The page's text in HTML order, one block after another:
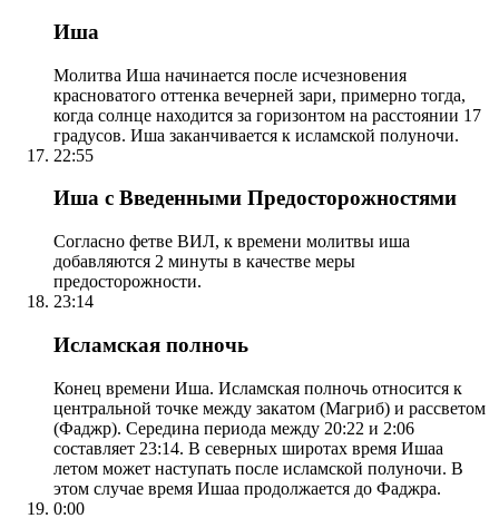
Иша
Молитва Иша начинается после исчезновения
красноватого оттенка вечерней зари, примерно тогда,
когда солнце находится за горизонтом на расстоянии 17
градусов. Иша заканчивается к исламской полуночи.
22:55
Иша с Введенными Предосторожностями
Согласно фетве ВИЛ, к времени молитвы иша
добавляются 2 минуты в качестве меры
предосторожности.
23:14
Исламская полночь
Конец времени Иша. Исламская полночь относится к
центральной точке между закатом (Магриб) и рассветом
(Фаджр). Середина периода между 20:22 и 2:06
составляет 23:14. В северных широтах время Ишаа
летом может наступать после исламской полуночи. В
этом случае время Ишаа продолжается до Фаджра.
0:00